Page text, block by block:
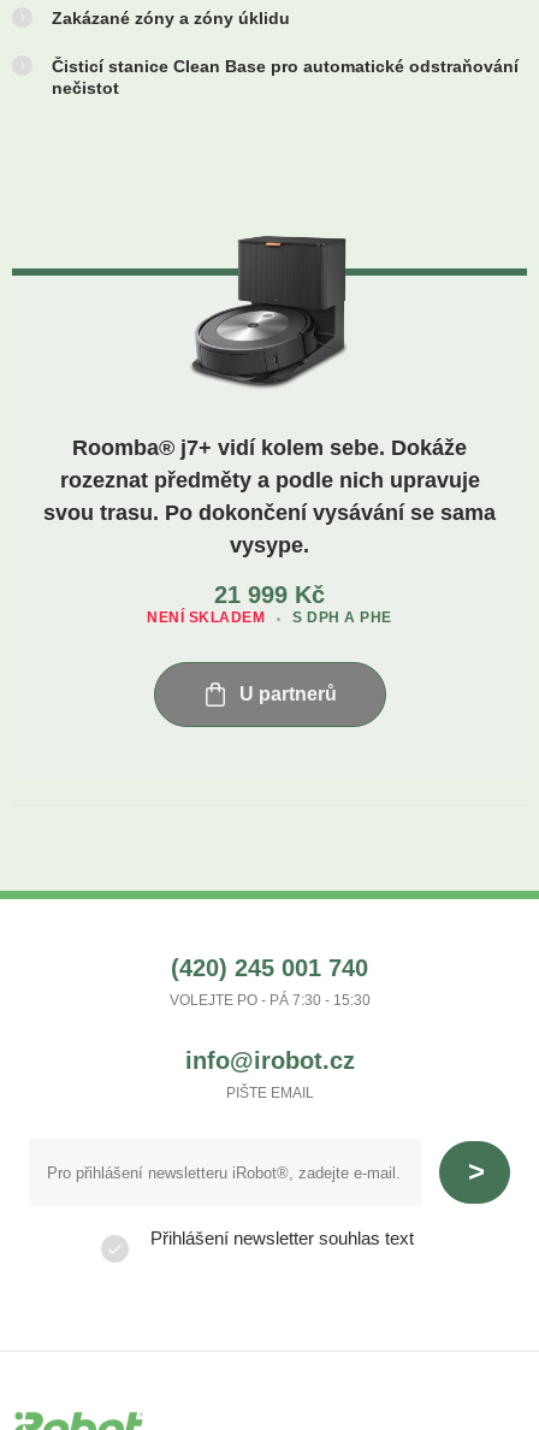
Zakázané zóny a zóny úklidu
Čisticí stanice Clean Base pro automatické odstraňování
nečistot
Roomba® j7+ vidí kolem sebe. Dokáže
rozeznat předměty a podle nich upravuje
svou trasu. Po dokončení vysávání se sama
vysype.
21 999 Kč
S DPH A PHE
NENÍ SKLADEM
U partnerů
(420) 245 001 740
VOLEJTE PO - PÁ 7:30 - 15:30
info@irobot.cz
PIŠTE EMAIL
Přihlášení newsletter souhlas text